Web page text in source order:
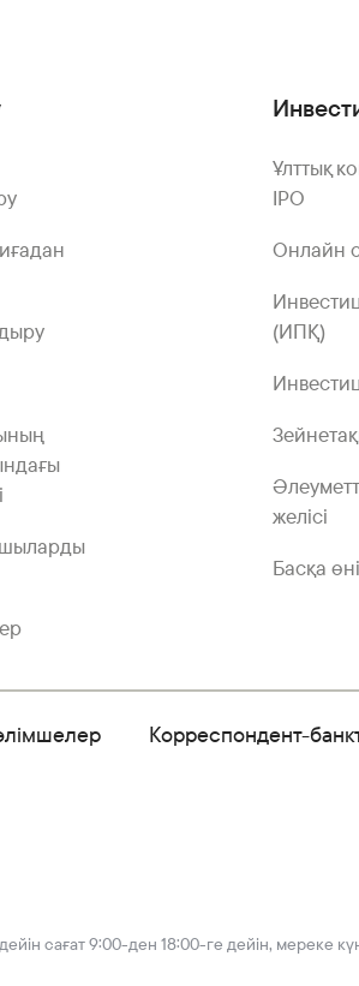
Ұлттық
IPO
Онлайн
(ИПҚ)
желісі
Басқа
Корреспондент-
сағат 9:00-ден 18:00-ге дейін, мереке